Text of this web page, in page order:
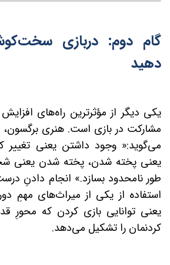
گام دوم: دربازی
دهید
یکی دیگر از مؤثرترین راه‌های
مشارکت در بازی است. هنری
می‌گوید:« وجود داشتن یعنی تغییر
یعنی پخته شدن، پخته شدن یعنی
طور نامحدود بسازد.» انجام دادنِ
استفاده از یکی از میراث‌های مهمِ
یعنی توانایی بازی کردن که محورِ
کردنمان را تشکیل می‌دهد.